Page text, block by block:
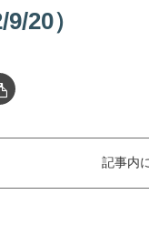
20）
記事内